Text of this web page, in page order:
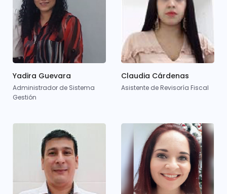
Yadira Guevara
Administrador de Sistema
Gestión
Claudia Cárdenas
Asistente de Revisoría Fiscal